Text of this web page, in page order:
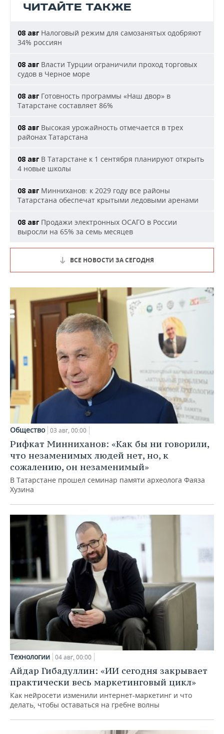
ЧИТАЙТЕ ТАКЖЕ
08 авг Налоговый режим для самозанятых одобряют
34% россиян
08 авг Власти Турции ограничили проход торговых
судов в Черное море
08 авг Готовность программы «Наш двор» в
Татарстане составляет 86%
08 авг Высокая урожайность отмечается в трех
районах Татарстана
08 авг В Татарстане к 1 сентября планируют открыть
4 новые школы
08 авг Минниханов: к 2029 году все районы
Татарстана обеспечат крытыми ледовыми аренами
08 авг Продажи электронных ОСАГО в России
выросли на 65% за семь месяцев
ВСЕ НОВОСТИ ЗА СЕГОДНЯ
Общество 03 авг, 00:00
Рифкат Минниханов: «Как бы ни говорили,
что незаменимых людей нет, но, к
сожалению, он незаменимый»
В Татарстане прошел семинар памяти археолога Фаяза
Хузина
Технологии 04 авг, 00:00
Айдар Гибадуллин: «ИИ сегодня закрывает
практически весь маркетинговый цикл»
Как нейросети изменили интернет-маркетинг и что
делать, чтобы оставаться на гребне волны